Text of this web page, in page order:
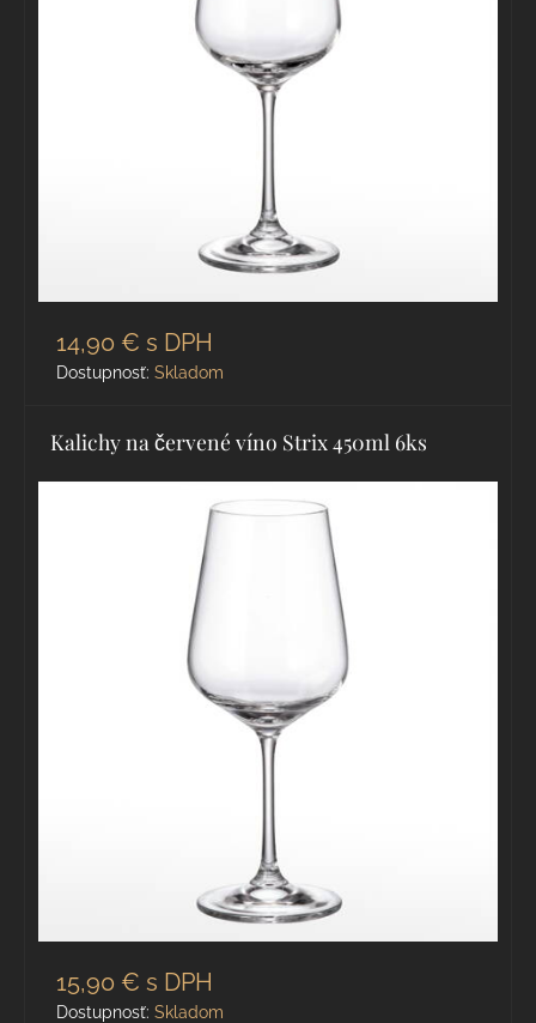
14,90 € s DPH
Dostupnosť: Skladom
Kalichy na červené víno Strix 450ml 6ks
15,90 € s DPH
Dostupnosť: Skladom